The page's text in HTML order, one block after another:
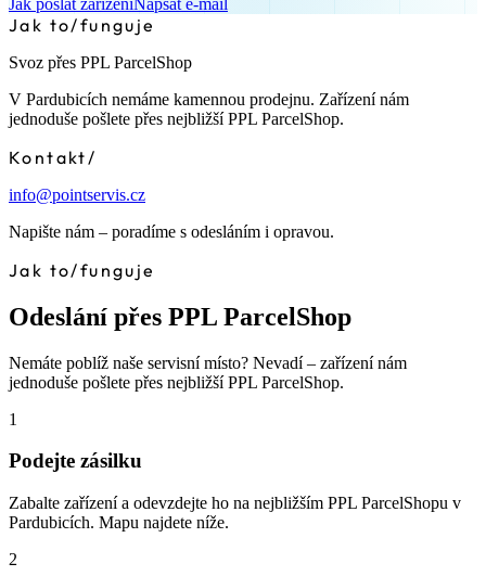
Jak to/funguje
Svoz přes PPL ParcelShop
V Pardubicích nemáme kamennou prodejnu. Zařízení nám
jednoduše pošlete přes nejbližší PPL ParcelShop.
Kontakt /
info@pointservis.cz
Napište nám – poradíme s odesláním i opravou.
Jak to/funguje
Odeslání přes PPL ParcelShop
Nemáte poblíž naše servisní místo? Nevadí – zařízení nám
jednoduše pošlete přes nejbližší PPL ParcelShop.
1
Podejte zásilku
Zabalte zařízení a odevzdejte ho na nejbližším PPL ParcelShopu v
Pardubicích. Mapu najdete níže.
2